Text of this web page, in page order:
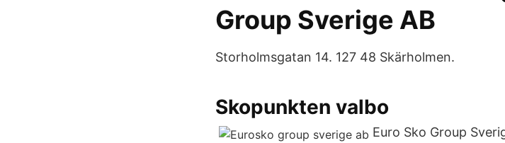
Group Sverige AB
Storholmsgatan 14. 127 48 Skärholmen.
Skopunkten valbo
Euro Sko Group